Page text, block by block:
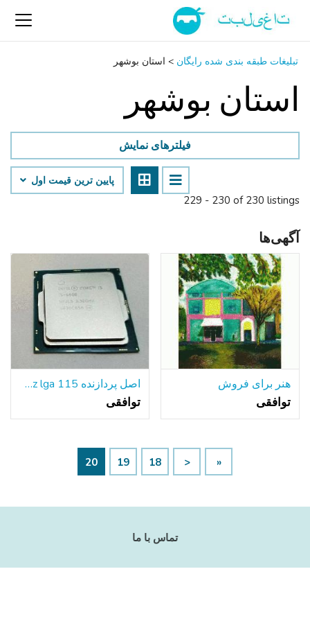
تبلیغات طبقه بندی شده رایگان > استان بوشهر
استان بوشهر
229 - 230 of 230 listings
فیلترهای نمایش
پایین ‌ترین قیمت اول
آگهی‌ها
هنر برای فروش
توافقی
اصل پردازنده INTEL CORE i5-6600 sr2l5 3.3 GHz lga 115 کامپیوتر پردازنده لوط
توافقی
«
<
18
19
20
تماس با ما